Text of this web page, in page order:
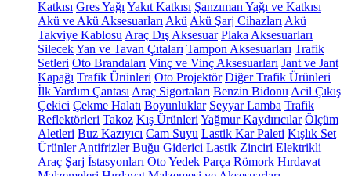
Katkısı Gres Yağı Yakıt Katkısı Şanzıman Yağı ve Katkısı
Akü ve Akü Aksesuarları Akü Akü Şarj Cihazları Akü
Takviye Kablosu Araç Dış Aksesuar Plaka Aksesuarları
SilecekYan ve Tavan Çıtaları Tampon Aksesuarları Trafik
Setleri Oto Brandaları Vinç ve Vinç Aksesuarları Jant ve Jant
Kapağı Trafik Ürünleri Oto Projektör Diğer Trafik Ürünleri
İlk Yardım Çantası Araç Sigortaları Benzin Bidonu Acil Çıkış
Çekici Çekme Halatı Boyunluklar Seyyar Lamba Trafik
Reflektörleri Takoz Kış Ürünleri Yağmur Kaydırıcılar Ölçüm
Aletleri Buz Kazıyıcı Cam Suyu Lastik Kar Paleti Kışlık Set
Ürünler Antifrizler Buğu Giderici Lastik Zinciri Elektrikli
Araç Şarj İstasyonları Oto Yedek Parça Römork Hırdavat